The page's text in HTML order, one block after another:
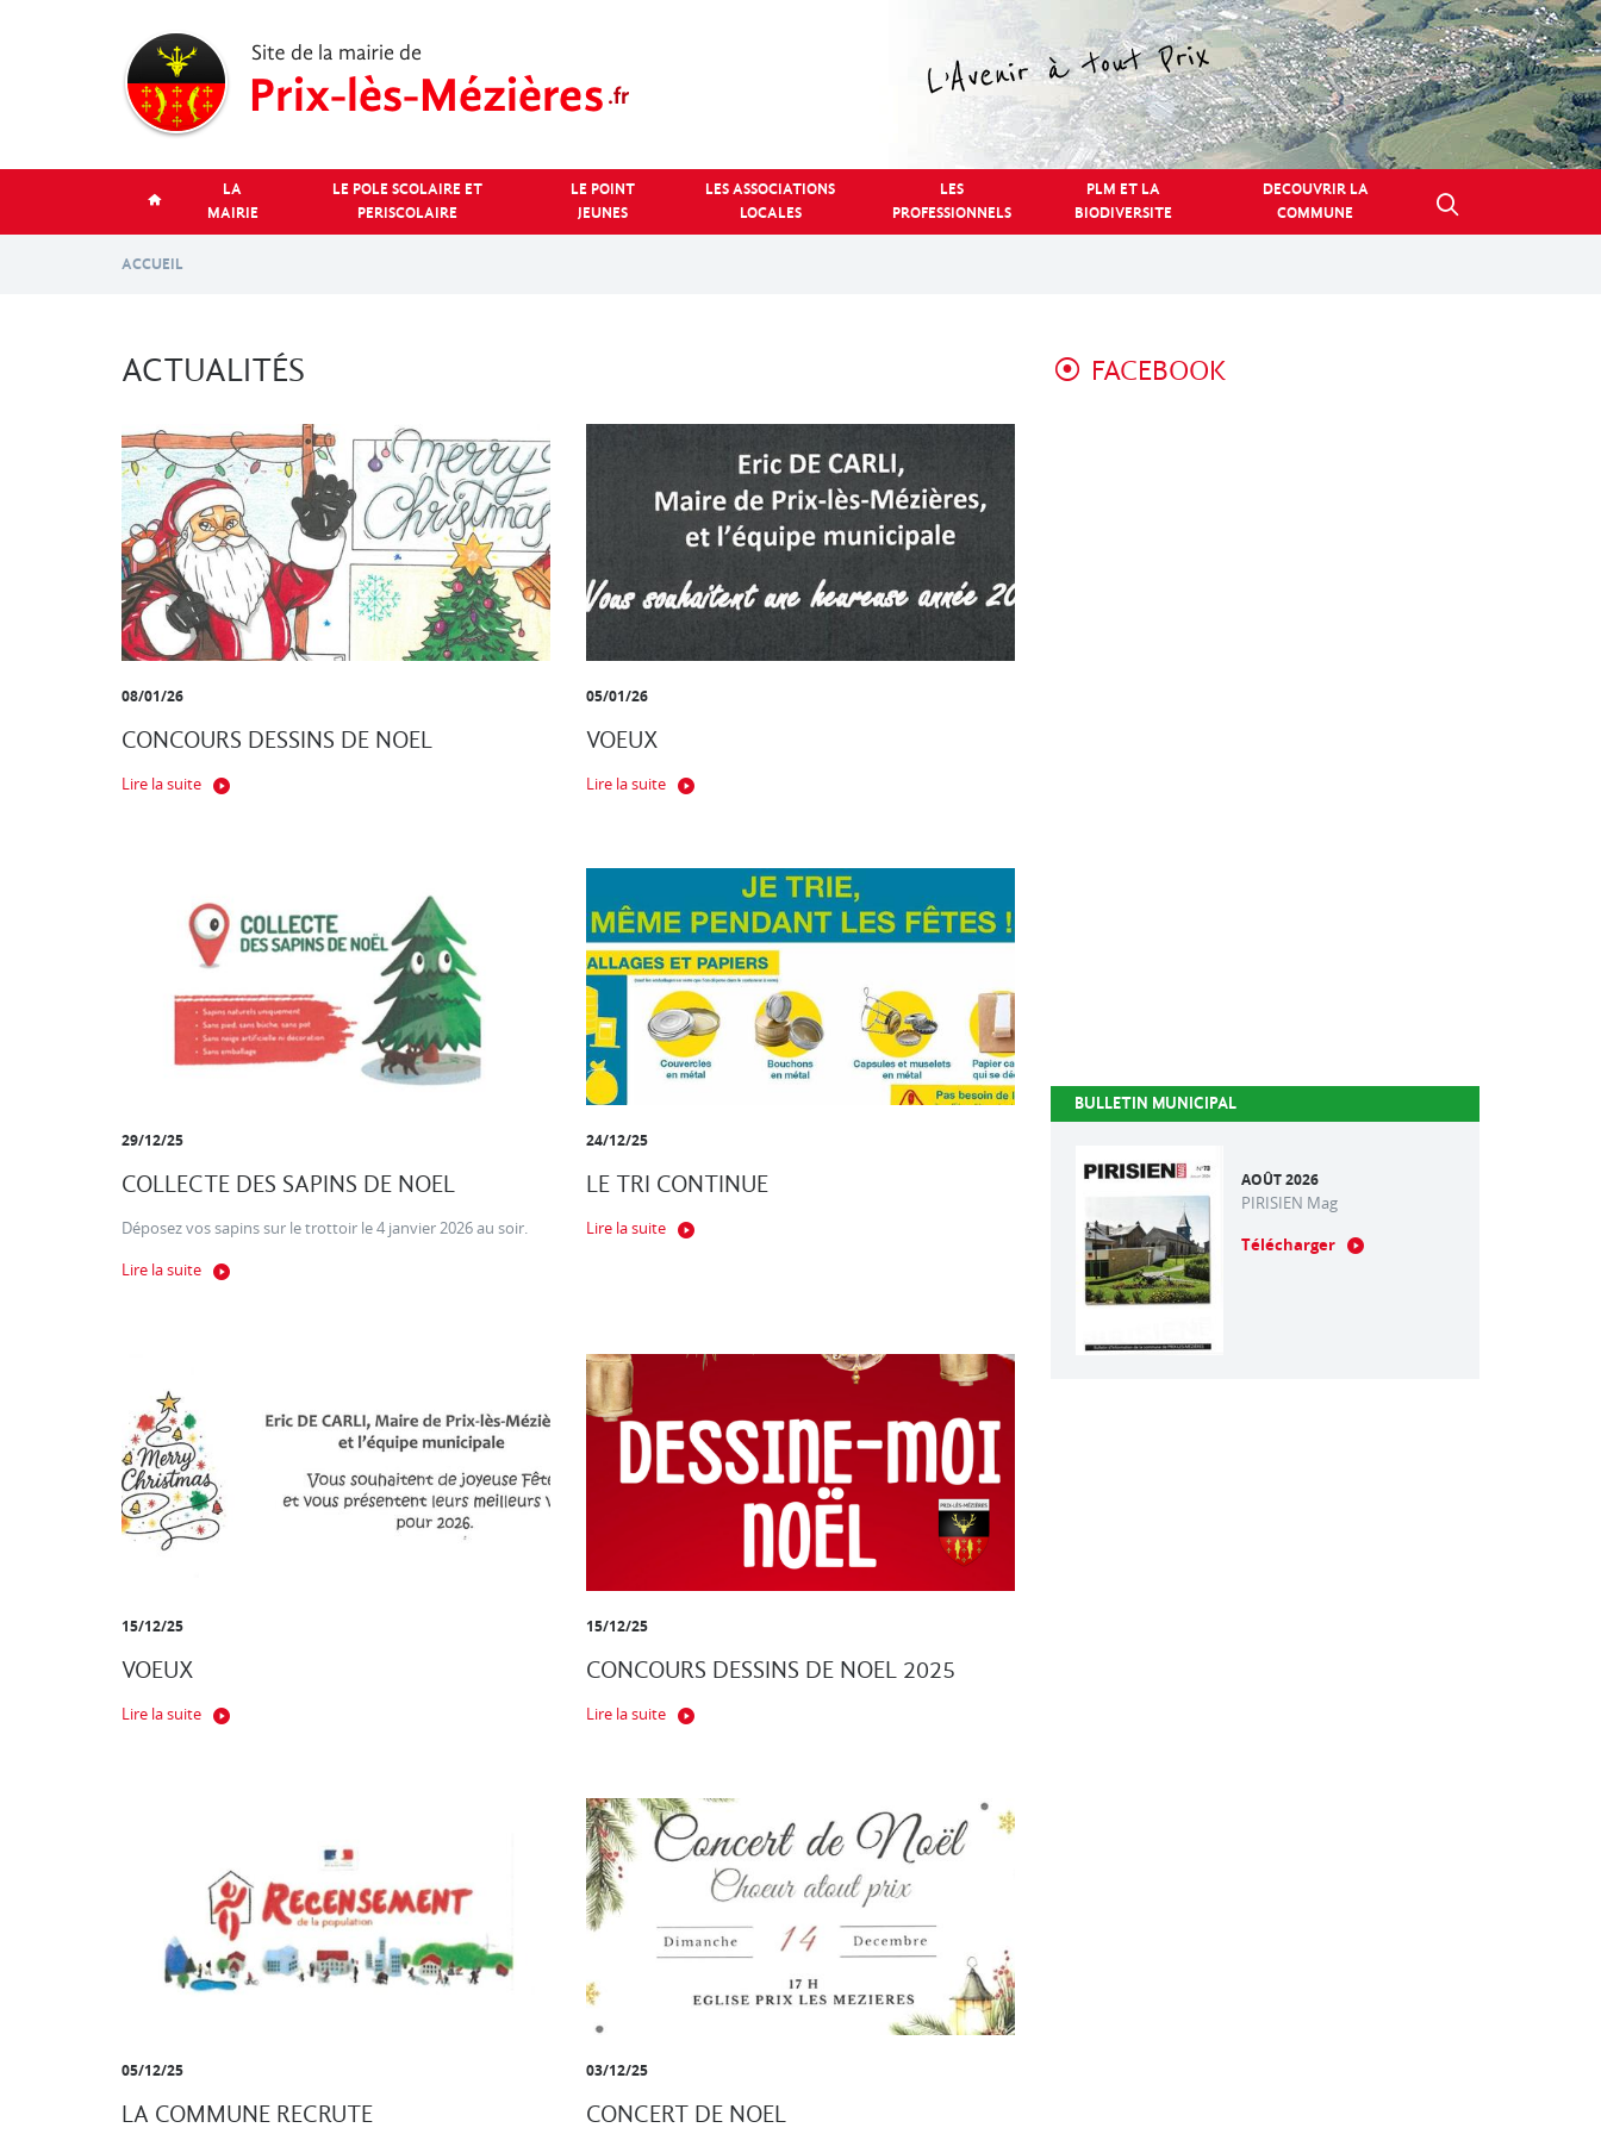
LA
MAIRIE
LE POLE SCOLAIRE ET
PERISCOLAIRE
LE POINT
JEUNES
LES ASSOCIATIONS
LOCALES
LES
PROFESSIONNELS
PLM ET LA
BIODIVERSITE
DECOUVRIR LA
COMMUNE
ACCUEIL
ACTUALITÉS
08/01/26
CONCOURS DESSINS DE NOEL
Lire la suite
05/01/26
VOEUX
Lire la suite
29/12/25
COLLECTE DES SAPINS DE NOEL
Déposez vos sapins sur le trottoir le 4 janvier 2026 au soir.
Lire la suite
24/12/25
LE TRI CONTINUE
Lire la suite
15/12/25
VOEUX
Lire la suite
15/12/25
CONCOURS DESSINS DE NOEL 2025
Lire la suite
05/12/25
LA COMMUNE RECRUTE
03/12/25
CONCERT DE NOEL
FACEBOOK
BULLETIN MUNICIPAL
AOÛT 2026
PIRISIEN Mag
Télécharger